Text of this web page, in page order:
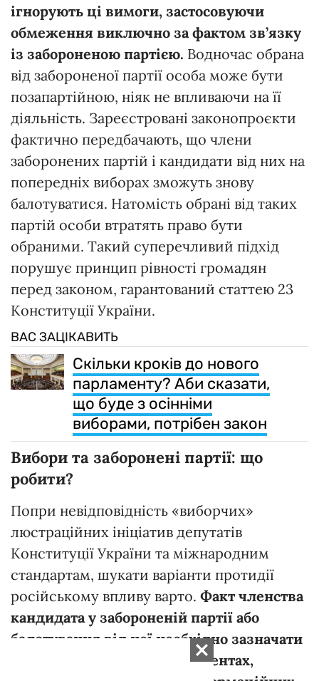
ігнорують ці вимоги, застосовуючи
обмеження виключно за фактом зв’язку
із забороненою партією. Водночас обрана
від забороненої партії особа може бути
позапартійною, ніяк не впливаючи на її
діяльність. Зареєстровані законопроєкти
фактично передбачають, що члени
заборонених партій і кандидати від них на
попередніх виборах зможуть знову
балотуватися. Натомість обрані від таких
партій особи втратять право бути
обраними. Такий суперечливий підхід
порушує принцип рівності громадян
перед законом, гарантований статтею 23
Конституції України.
ВАС ЗАЦІКАВИТЬ
Скільки кроків до нового
парламенту? Аби сказати,
що буде з осінніми
виборами, потрібен закон
Вибори та заборонені партії: що
робити?
Попри невідповідність «виборчих»
люстраційних ініціатив депутатів
Конституції України та міжнародним
стандартам, шукати варіанти протидії
російському впливу варто. Факт членства
кандидата у забороненій партії або
балотування від неї необхідно зазначати
в його реєстраційних документах,